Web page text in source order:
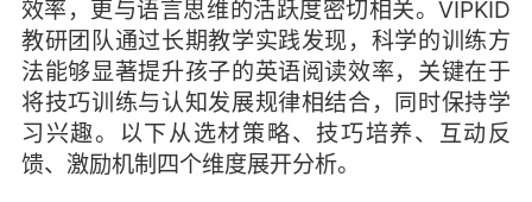
效率，更与语言思维的活跃度密切相关。VIPKID
教研团队通过长期教学实践发现，科学的训练方
法能够显著提升孩子的英语阅读效率，关键在于
将技巧训练与认知发展规律相结合，同时保持学
习兴趣。以下从选材策略、技巧培养、互动反
馈、激励机制四个维度展开分析。